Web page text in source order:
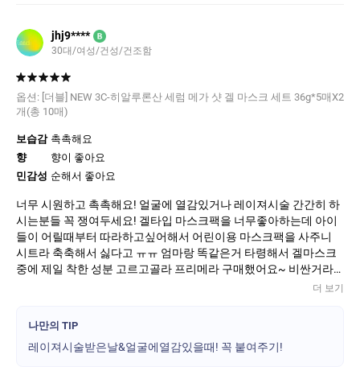
jhj9**** B
30대/여성/건성/건조함
옵션: [더블] NEW 3C-히알루론산 세럼 메가 샷 겔 마스크 세트 36g*5매X2
개(총 10매)
보습감 촉촉해요
향
향이 좋아요
민감성 순해서 좋아요
너무 시원하고 촉촉해요! 얼굴에 열감있거나 레이져시술 간간히 하
시는분들 꼭 쟁여두세요! 겔타입 마스크팩을 너무좋아하는데 아이
들이 어릴때부터 따라하고싶어해서 어린이용 마스크팩을 사주니
시트라 축축해서 싫다고 ㅠㅠ 엄마랑 똑같은거 타령해서 겔마스크
중에 제일 착한 성분 고르고골라 프리메라 구매했어요~ 비싼거라
일주일에 한번만 해준다고해서 그런지 더 좋아하네요.. 중간에 뗀다
고객들도 대만족입니다👍
더 보기
나만의 TIP
레이져시술받은날&얼굴에열감있을때! 꼭 붙여주기!